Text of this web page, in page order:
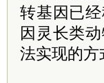
转基因已
因灵长类
法实现的